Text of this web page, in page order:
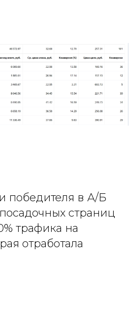
победителя в А/Б
страниц
трафика на
отработала